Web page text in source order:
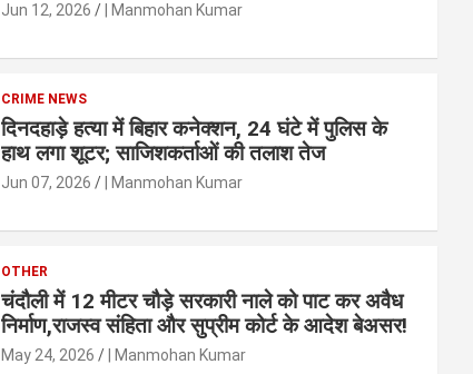
Jun 12, 2026 | Manmohan Kumar
CRIME NEWS
दिनदहाड़े हत्या में बिहार कनेक्शन, 24 घंटे में पुलिस के
हाथ लगा शूटर; साजिशकर्ताओं की तलाश तेज
Jun 07, 2026 | Manmohan Kumar
OTHER
चंदौली में 12 मीटर चौड़े सरकारी नाले को पाट कर अवैध
निर्माण,राजस्व संहिता और सुप्रीम कोर्ट के आदेश बेअसर!
May 24, 2026 | Manmohan Kumar